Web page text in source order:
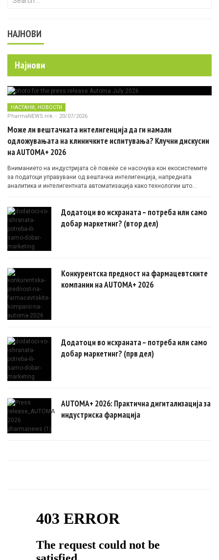
НАЈНОВИ
Најнови
НАСТАНИ, НОВОСТИ
PharmaNEWS.mk - 20/07/2026
Може ли вештачката интелигенција да ги намали
одложувањата на клиничките испитувања? Клучни дискусии
на AUTOMA+ 2026
Вниманието на индустријата сè повеќе се насочува кон екосистемите
за податоци управувани од вештачка интелигенција, напредната
аналитика и интелигентната автоматизација како технологии што
Додатоци во исхраната – потреба или само
добар маркетинг? (втор дел)
Конкурентска предност на фармацевтските
компании на AUTOMA+ 2026
Додатоци во исхраната – потреба или само
добар маркетинг? (прв дел)
AUTOMA+ 2026: Практична дигитализација за
индустриска фармација